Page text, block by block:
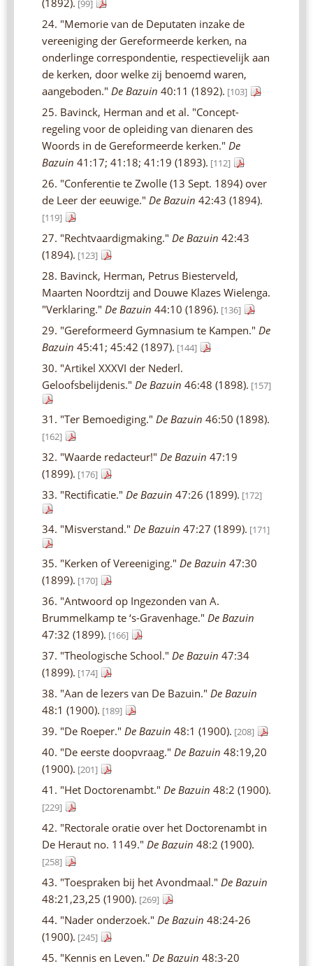
[99]
24. "Memorie van de Deputaten inzake de
vereeniging der Gereformeerde kerken, na
onderlinge correspondentie, respectievelijk aan
de kerken, door welke zij benoemd waren,
aangeboden." De Bazuin 40:11 (1892). [103]
25. Bavinck, Herman and et al. "Concept-
regeling voor de opleiding van dienaren des
Woords in de Gereformeerde kerken." De
Bazuin 41:17; 41:18; 41:19 (1893). [112]
26. "Conferentie te Zwolle (13 Sept. 1894) over
de Leer der eeuwige." De Bazuin 42:43 (1894).
[119]
27. "Rechtvaardigmaking." De Bazuin 42:43
(1894). [123]
28. Bavinck, Herman, Petrus Biesterveld,
Maarten Noordtzij and Douwe Klazes Wielenga.
"Verklaring." De Bazuin 44:10 (1896). [136]
29. "Gereformeerd Gymnasium te Kampen." De
Bazuin 45:41; 45:42 (1897). [144]
30. "Artikel XXXVI der Nederl.
Geloofsbelijdenis." De Bazuin 46:48 (1898). [157]
31. "Ter Bemoediging." De Bazuin 46:50 (1898).
[162]
32. "Waarde redacteur!" De Bazuin 47:19
(1899). [176]
33. "Rectificatie." De Bazuin 47:26 (1899). [172]
34. "Misverstand." De Bazuin 47:27 (1899). [171]
35. "Kerken of Vereeniging." De Bazuin 47:30
(1899). [170]
36. "Antwoord op Ingezonden van A.
Brummelkamp te ‘s-Gravenhage." De Bazuin
47:32 (1899). [166]
37. "Theologische School." De Bazuin 47:34
(1899). [174]
38. "Aan de lezers van De Bazuin." De Bazuin
48:1 (1900). [189]
39. "De Roeper." De Bazuin 48:1 (1900). [208]
40. "De eerste doopvraag." De Bazuin 48:19,20
(1900). [201]
41. "Het Doctorenambt." De Bazuin 48:2 (1900).
[229]
42. "Rectorale oratie over het Doctorenambt in
De Heraut no. 1149." De Bazuin 48:2 (1900).
[258]
43. "Toespraken bij het Avondmaal." De Bazuin
48:21,23,25 (1900). [269]
44. "Nader onderzoek." De Bazuin 48:24-26
(1900). [245]
45. "Kennis en Leven." De Bazuin 48:3-20